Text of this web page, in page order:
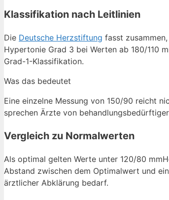
Klassifikation nach Leitlinien
Die Deutsche Herzstiftung fasst
Hypertonie Grad 3 bei Werten ab 180/110
Grad-1-Klassifikation.
Was das bedeutet
Eine einzelne Messung von 150/90 reicht
sprechen Ärzte von
Vergleich zu Normalwerten
Als optimal gelten Werte unter 120/80
Abstand zwischen dem Optimalwert und
ärztlicher Abklärung bedarf.